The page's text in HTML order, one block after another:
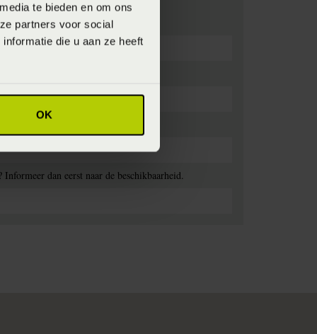
te bieden en om ons
partners voor social
die u aan ze heeft
OK
dan eerst naar de beschikbaarheid.